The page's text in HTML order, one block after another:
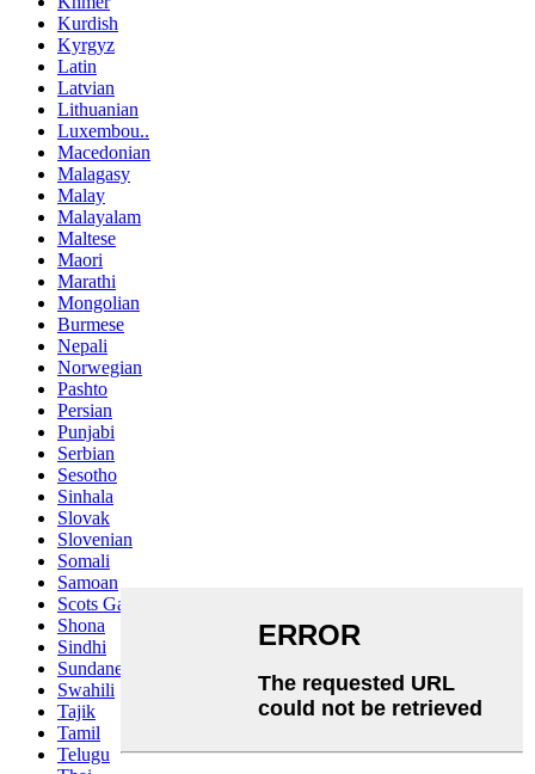
Kurdish
Kyrgyz
Latin
Latvian
Lithuanian
Luxembou..
Macedonian
Malagasy
Malay
Malayalam
Maltese
Maori
Marathi
Mongolian
Burmese
Nepali
Norwegian
Pashto
Persian
Punjabi
Serbian
Sesotho
Sinhala
Slovak
Slovenian
Somali
Samoan
Scots Gaelic
Shona
Sindhi
Sundanese
Swahili
Tajik
Tamil
Telugu